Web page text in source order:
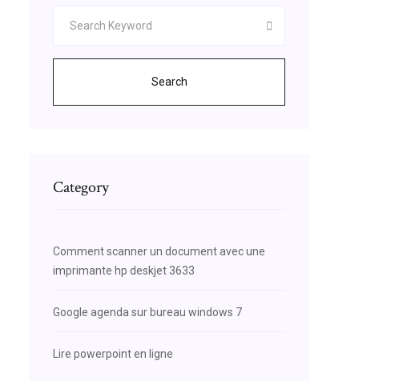
Search
Category
Comment scanner un document avec une
imprimante hp deskjet 3633
Google agenda sur bureau windows 7
Lire powerpoint en ligne